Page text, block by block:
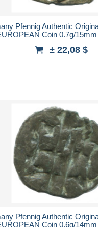
Pfennig Authentic
Coin 0.7g/
± 22,08 $
Pfennig Authentic
Coin 0.6g/